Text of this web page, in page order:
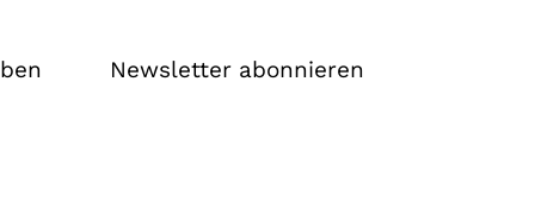
Newsletter abonnieren